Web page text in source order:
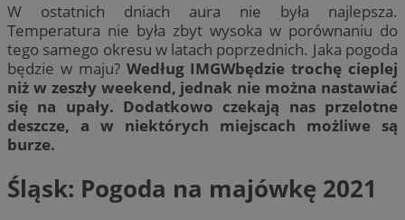
W ostatnich dniach aura nie była najlepsza.
Temperatura nie była zbyt wysoka w porównaniu do
tego samego okresu w latach poprzednich. Jaka pogoda
będzie w maju? Według IMGWbędzie trochę cieplej
niż w zeszły weekend, jednak nie można nastawiać
się na upały. Dodatkowo czekają nas przelotne
deszcze, a w niektórych miejscach możliwe są
burze.
Śląsk: Pogoda na majówkę 2021